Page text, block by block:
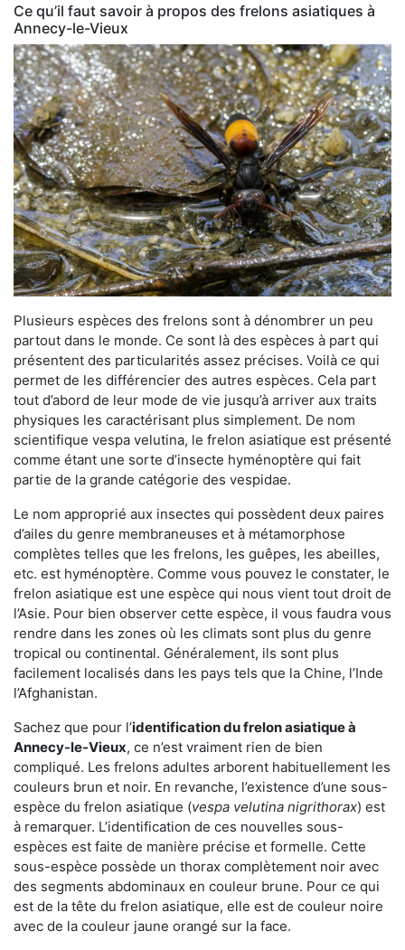
Ce qu’il faut savoir à propos des frelons asiatiques à
Annecy-le-Vieux
Plusieurs espèces des frelons sont à dénombrer un peu
partout dans le monde. Ce sont là des espèces à part qui
présentent des particularités assez précises. Voilà ce qui
permet de les différencier des autres espèces. Cela part
tout d’abord de leur mode de vie jusqu’à arriver aux traits
physiques les caractérisant plus simplement. De nom
scientifique vespa velutina, le frelon asiatique est présenté
comme étant une sorte d’insecte hyménoptère qui fait
partie de la grande catégorie des vespidae.
Le nom approprié aux insectes qui possèdent deux paires
d’ailes du genre membraneuses et à métamorphose
complètes telles que les frelons, les guêpes, les abeilles,
etc. est hyménoptère. Comme vous pouvez le constater, le
frelon asiatique est une espèce qui nous vient tout droit de
l’Asie. Pour bien observer cette espèce, il vous faudra vous
rendre dans les zones où les climats sont plus du genre
tropical ou continental. Généralement, ils sont plus
facilement localisés dans les pays tels que la Chine, l’Inde
l’Afghanistan.
Sachez que pour l’identification du frelon asiatiqueà
Annecy-le-Vieux, ce n’est vraiment rien de bien
compliqué. Les frelons adultes arborent habituellement les
couleurs brun et noir. En revanche, l’existence d’une sous-
espèce du frelon asiatique (vespa velutina nigrithorax) est
à remarquer. L’identification de ces nouvelles sous-
espèces est faite de manière précise et formelle. Cette
sous-espèce possède un thorax complètement noir avec
des segments abdominaux en couleur brune. Pour ce qui
est de la tête du frelon asiatique, elle est de couleur noire
avec de la couleur jaune orangé sur la face.